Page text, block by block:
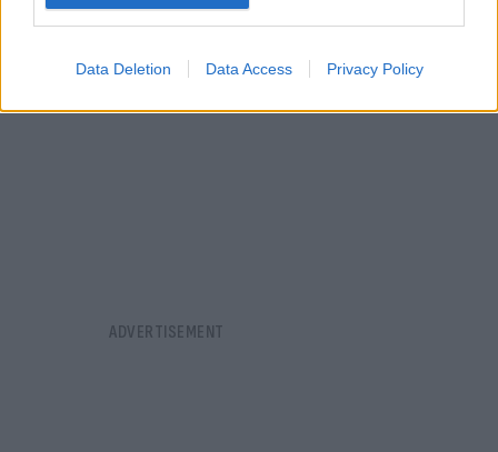
Data Deletion Data Access Privacy Policy